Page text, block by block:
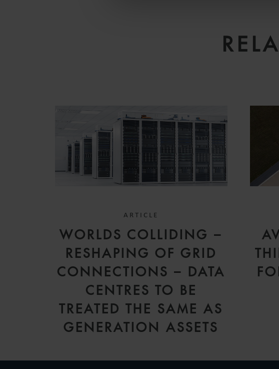
ARTICLE
WORLDS COLLIDING –
RESHAPING OF GRID
CONNECTIONS – DATA
CENTRES TO BE
TREATED THE SAME AS
GENERATION ASSETS